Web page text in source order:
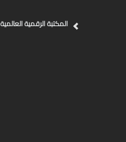
المكتبة الرقمية العالمية